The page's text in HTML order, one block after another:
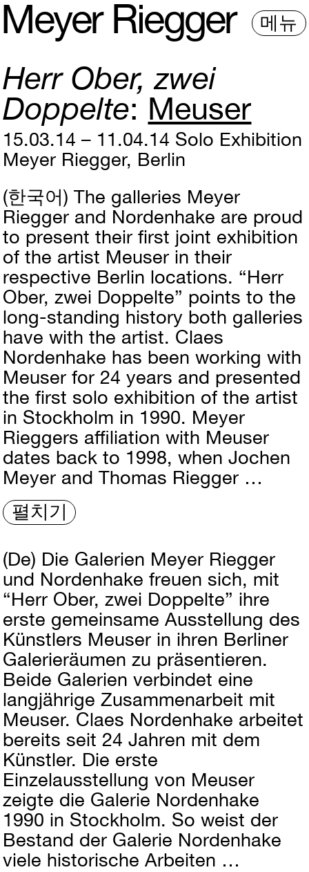
Meyer Riegger 메뉴
Herr Ober, zwei
Doppelte Meuser
15.03.14 – 11.04.14 Solo Exhibition
Meyer Riegger, Berlin
(한국어) The galleries Meyer
Riegger and Nordenhake are proud
to present their first joint exhibition
of the artist Meuser in their
respective Berlin locations. “Herr
Ober, zwei Doppelte” points to the
long-standing history both galleries
have with the artist. Claes
Nordenhake has been working with
Meuser for 24 years and presented
the first solo exhibition of the artist
in Stockholm in 1990. Meyer
Rieggers affiliation with Meuser
dates back to 1998, when Jochen
Meyer and Thomas Riegger …
펼치기
(De) Die Galerien Meyer Riegger
und Nordenhake freuen sich, mit
“Herr Ober, zwei Doppelte” ihre
erste gemeinsame Ausstellung des
Künstlers Meuser in ihren Berliner
Galerieräumen zu präsentieren.
Beide Galerien verbindet eine
langjährige Zusammenarbeit mit
Meuser. Claes Nordenhake arbeitet
bereits seit 24 Jahren mit dem
Künstler. Die erste
Einzelausstellung von Meuser
zeigte die Galerie Nordenhake
1990 in Stockholm. So weist der
Bestand der Galerie Nordenhake
viele historische Arbeiten …